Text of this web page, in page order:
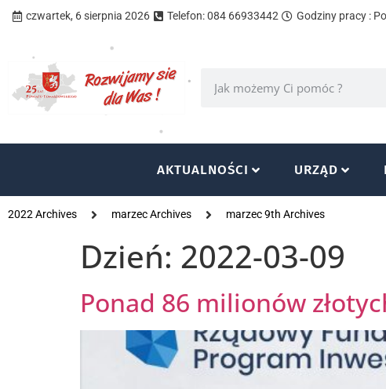
czwartek, 6 sierpnia 2026 Telefon: 084 66933442 Godziny pracy :
AKTUALNOŚCI URZĄD
2022 Archives marzec Archives marzec 9th Archives
Dzień: 2022-03-09
Ponad 86 milionów